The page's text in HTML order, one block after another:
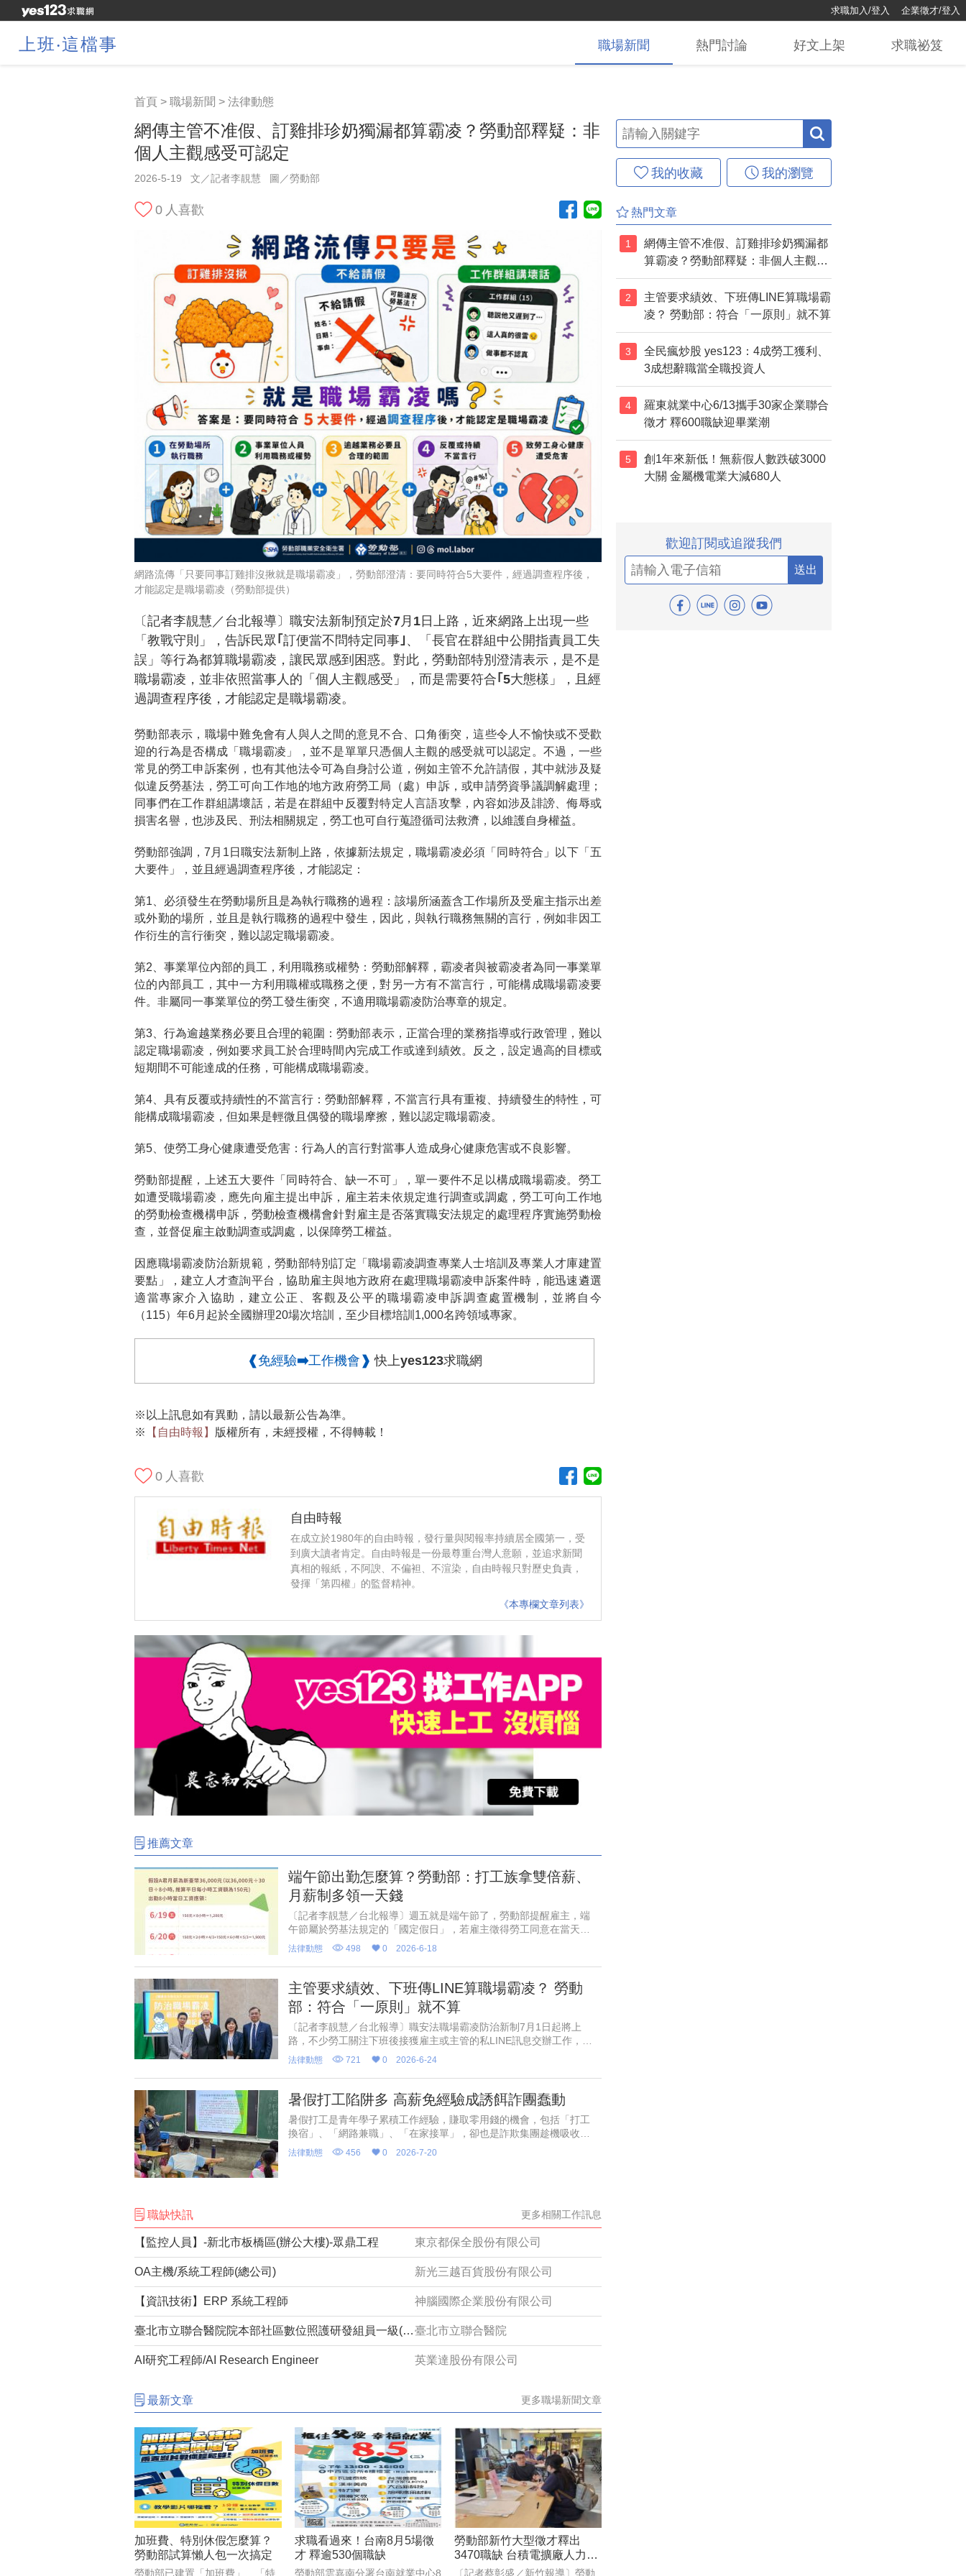
求職加入/登入 企業徵才/登入
上班‧這檔事 職場新聞 熱門討論 好文上架 求職祕笈
首頁 > 職場新聞 > 法律動態
網傳主管不准假、訂雞排珍奶獨漏都算霸凌？勞動部釋疑：非
個人主觀感受可認定
2026-5-19 文／記者李靚慧 圖／勞動部
0 人喜歡
網路流傳「只要同事訂雞排沒揪就是職場霸凌」，勞動部澄清：要同時符合5大要件，經過調查程序後，
才能認定是職場霸凌（勞動部提供）
〔記者李靚慧／台北報導〕職安法新制預定於7月1日上路，近來網路上出現一些
「教戰守則」，告訴民眾｢訂便當不問特定同事｣、「長官在群組中公開指責員工失
誤」等行為都算職場霸凌，讓民眾感到困惑。對此，勞動部特別澄清表示，是不是
職場霸凌，並非依照當事人的「個人主觀感受」，而是需要符合｢5大態樣」，且經
過調查程序後，才能認定是職場霸凌。
勞動部表示，職場中難免會有人與人之間的意見不合、口角衝突，這些令人不愉快或不受歡
迎的行為是否構成「職場霸凌」，並不是單單只憑個人主觀的感受就可以認定。不過，一些
常見的勞工申訴案例，也有其他法令可為自身討公道，例如主管不允許請假，其中就涉及疑
似違反勞基法，勞工可向工作地的地方政府勞工局（處）申訴，或申請勞資爭議調解處理；
同事們在工作群組講壞話，若是在群組中反覆對特定人言語攻擊，內容如涉及誹謗、侮辱或
損害名譽，也涉及民、刑法相關規定，勞工也可自行蒐證循司法救濟，以維護自身權益。
勞動部強調，7月1日職安法新制上路，依據新法規定，職場霸凌必須「同時符合」以下「五
大要件」，並且經過調查程序後，才能認定：
第1、必須發生在勞動場所且是為執行職務的過程：該場所涵蓋含工作場所及受雇主指示出差
或外勤的場所，並且是執行職務的過程中發生，因此，與執行職務無關的言行，例如非因工
作衍生的言行衝突，難以認定職場霸凌。
第2、事業單位內部的員工，利用職務或權勢：勞動部解釋，霸凌者與被霸凌者為同一事業單
位的內部員工，其中一方利用職權或職務之便，對另一方有不當言行，可能構成職場霸凌要
件。非屬同一事業單位的勞工發生衝突，不適用職場霸凌防治專章的規定。
第3、行為逾越業務必要且合理的範圍：勞動部表示，正當合理的業務指導或行政管理，難以
認定職場霸凌，例如要求員工於合理時間內完成工作或達到績效。反之，設定過高的目標或
短期間不可能達成的任務，可能構成職場霸凌。
第4、具有反覆或持續性的不當言行：勞動部解釋，不當言行具有重複、持續發生的特性，可
能構成職場霸凌，但如果是輕微且偶發的職場摩擦，難以認定職場霸凌。
第5、使勞工身心健康遭受危害：行為人的言行對當事人造成身心健康危害或不良影響。
勞動部提醒，上述五大要件「同時符合、缺一不可」，單一要件不足以構成職場霸凌。勞工
如遭受職場霸凌，應先向雇主提出申訴，雇主若未依規定進行調查或調處，勞工可向工作地
的勞動檢查機構申訴，勞動檢查機構會針對雇主是否落實職安法規定的處理程序實施勞動檢
查，並督促雇主啟動調查或調處，以保障勞工權益。
因應職場霸凌防治新規範，勞動部特別訂定「職場霸凌調查專業人士培訓及專業人才庫建置
要點」，建立人才查詢平台，協助雇主與地方政府在處理職場霸凌申訴案件時，能迅速遴選
適當專家介入協助，建立公正、客觀及公平的職場霸凌申訴調查處置機制，並將自今
（115）年6月起於全國辦理20場次培訓，至少目標培訓1,000名跨領域專家。
❰免經驗➡️工作機會❱ 快上yes123求職網
※以上訊息如有異動，請以最新公告為準。
※
【自由時報】 版權所有，未經授權，不得轉載！
0 人喜歡
自由時報
在成立於1980年的自由時報，發行量與閱報率持續居全國第一，受
到廣大讀者肯定。自由時報是一份最尊重台灣人意願，並追求新聞
真相的報紙，不阿諛、不偏袒、不渲染，自由時報只對歷史負責，
發揮「第四權」的監督精神。
《本專欄文章列表》
推薦文章
端午節出勤怎麼算？勞動部：打工族拿雙倍薪、
月薪制多領一天錢
〔記者李靚慧／台北報導〕週五就是端午節了，勞動部提醒雇主，端
午節屬於勞基法規定的「國定假日」，若雇主徵得勞工同意在當天出
勤，月薪制勞工除原有工資外，雇主須額外再加發「一日工資」，若
勞工原本是「例假」或
法律動態 498 0 2026-6-18
主管要求績效、下班傳LINE算職場霸凌？ 勞動
部：符合「一原則」就不算
〔記者李靚慧／台北報導〕職安法職場霸凌防治新制7月1日起將上
路，不少勞工關注下班後接獲雇主或主管的私LINE訊息交辦工作，是
不是可提出霸凌申訴？勞動部更接獲不少主管詢問，擔憂未來只要
「說話大聲一點」、
法律動態 721 0 2026-6-24
暑假打工陷阱多 高薪免經驗成誘餌詐團蠢動
暑假打工是青年學子累積工作經驗，賺取零用錢的機會，包括「打工
換宿」、「網路兼職」、「在家接單」，卻也是詐欺集團趁機吸收年
輕人的高風險時段，高市少年警察隊今天不法集團常以「高薪、免經
驗、立即上工」等話術
法律動態 456 0 2026-7-20
職缺快訊 更多相關工作訊息
【監控人員】-新北市板橋區(辦公大樓)-眾鼎工程 東京都保全股份有限公司
OA主機/系統工程師(總公司) 新光三越百貨股份有限公司
【資訊技術】ERP 系統工程師 神腦國際企業股份有限公司
臺北市立聯合醫院院本部社區數位照護研發組員一級(約用)管理師(系統分析設計)1150632臺北市立聯合醫院
AI研究工程師/AI Research Engineer 英業達股份有限公司
最新文章 更多職場新聞文章
加班費、特別休假怎麼算？
勞動部試算懶人包一次搞定
勞動部已建置「加班費」、「特
求職看過來！台南8月5場徵
才 釋逾530個職缺
勞動部雲嘉南分署台南就業中心8
勞動部新竹大型徵才釋出
3470職缺 台積電擴廠人力需
求強勁
〔記者蔡彰盛／新竹報導〕勞動
我的收藏 我的瀏覽
熱門文章
1
網傳主管不准假、訂雞排珍奶獨漏都
算霸凌？勞動部釋疑：非個人主觀感
受可認定
2
主管要求績效、下班傳LINE算職場霸
凌？ 勞動部：符合「一原則」就不算
3
全民瘋炒股 yes123：4成勞工獲利、
3成想辭職當全職投資人
4
羅東就業中心6/13攜手30家企業聯合
徵才 釋600職缺迎畢業潮
5
創1年來新低！無薪假人數跌破3000
大關 金屬機電業大減680人
歡迎訂閱或追蹤我們
送出